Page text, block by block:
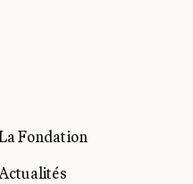
Fondation
SUR
NOUS SUR